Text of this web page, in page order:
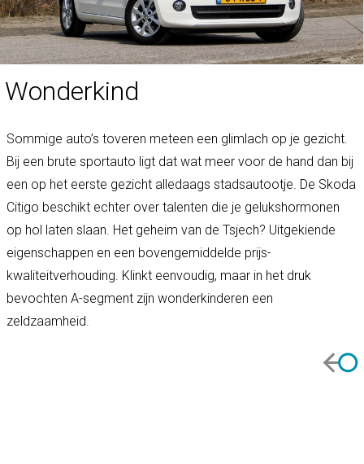
Wonderkind
Sommige auto’s toveren meteen een glimlach op je gezicht.
Bij een brute sportauto ligt dat wat meer voor de hand dan bij
een op het eerste gezicht alledaags stadsautootje. De Skoda
Citigo beschikt echter over talenten die je gelukshormonen
op hol laten slaan. Het geheim van de Tsjech? Uitgekiende
eigenschappen en een bovengemiddelde prijs-
kwaliteitverhouding. Klinkt eenvoudig, maar in het druk
bevochten A-segment zijn wonderkinderen een
zeldzaamheid.